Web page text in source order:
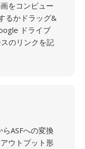
をコンピュー
るかドラッグ&
ドライブ
のリンクを記
ASFへの変換
ウトプット形